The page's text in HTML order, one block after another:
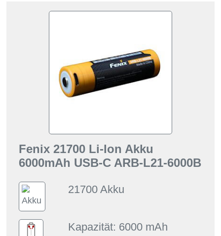
Fenix 21700 Li-Ion Akku
6000mAh USB-C ARB-L21-6000B
21700 Akku
Kapazität: 6000 mAh